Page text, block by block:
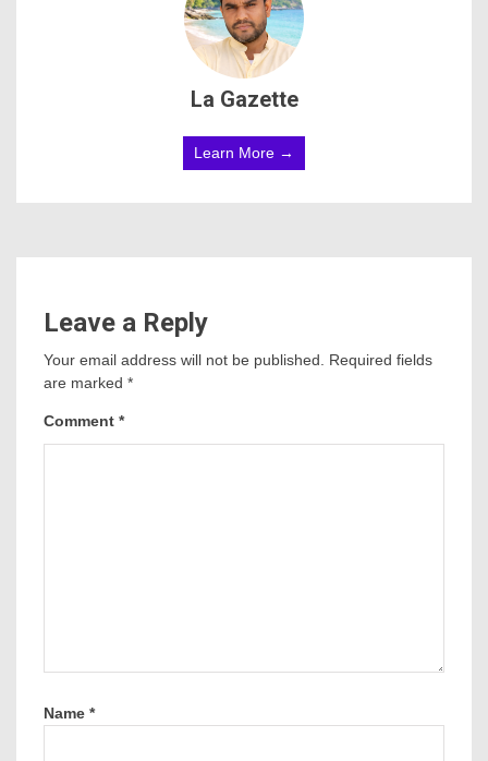
La Gazette
Learn More →
Leave a Reply
Your email address will not be published.
Required fields
are marked *
Comment *
Name *